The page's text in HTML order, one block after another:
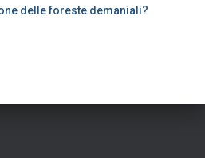
delle foreste demaniali?